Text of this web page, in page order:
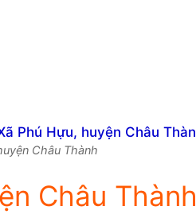
Châu Thành
Châu Thành